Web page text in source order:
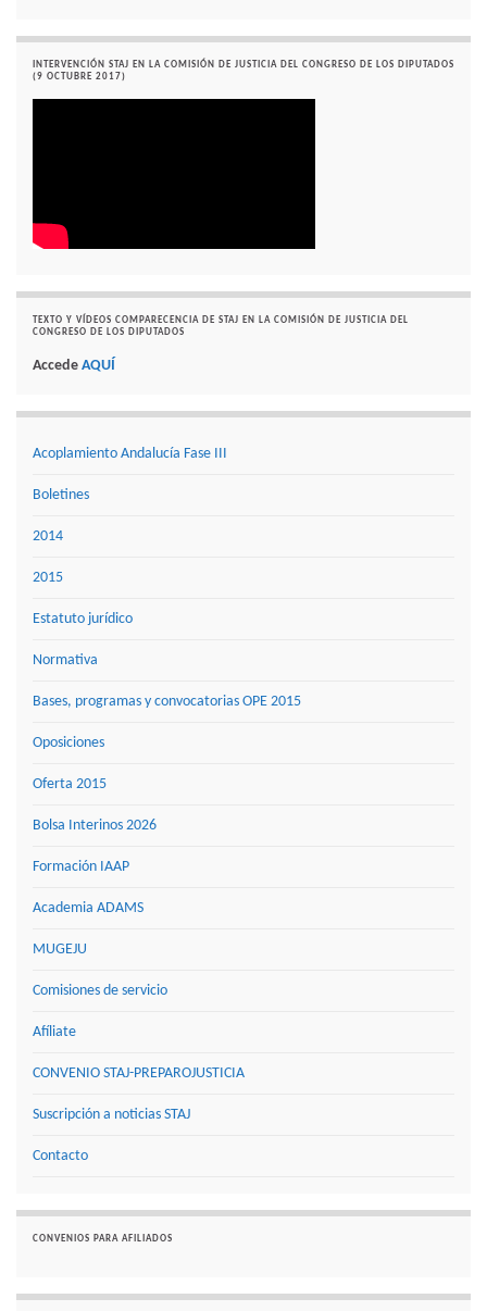
INTERVENCIÓN STAJ EN LA COMISIÓN DE JUSTICIA DEL CONGRESO DE LOS DIPUTADOS
(9 OCTUBRE 2017)
TEXTO Y VÍDEOS COMPARECENCIA DE STAJ EN LA COMISIÓN DE JUSTICIA DEL
CONGRESO DE LOS DIPUTADOS
Accede AQUÍ
Acoplamiento Andalucía Fase III
Boletines
2014
2015
Estatuto jurídico
Normativa
Bases, programas y convocatorias OPE 2015
Oposiciones
Oferta 2015
Bolsa Interinos 2026
Formación IAAP
Academia ADAMS
MUGEJU
Comisiones de servicio
Afíliate
CONVENIO STAJ-PREPAROJUSTICIA
Suscripción a noticias STAJ
Contacto
CONVENIOS PARA AFILIADOS